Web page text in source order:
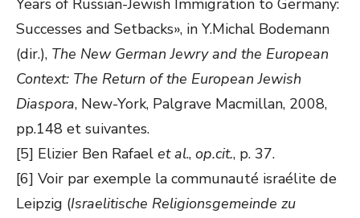
Years of Russian-Jewish Immigration to Germany:
Successes and Setbacks», in Y.Michal Bodemann
(dir.), The New German Jewry and the European
Context: The Return of the European Jewish
Diaspora, New-York, Palgrave Macmillan, 2008,
pp.148 et suivantes.
[5] Elizier Ben Rafael et al., op.cit., p. 37.
[6] Voir par exemple la communauté israélite de
Leipzig (Israelitische Religionsgemeinde zu